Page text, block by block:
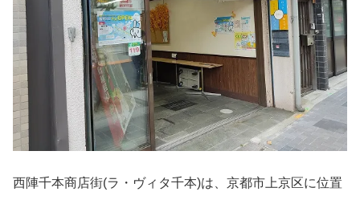
西陣千本商店街(ラ・ヴィタ千本)は、京都市上京区に位置